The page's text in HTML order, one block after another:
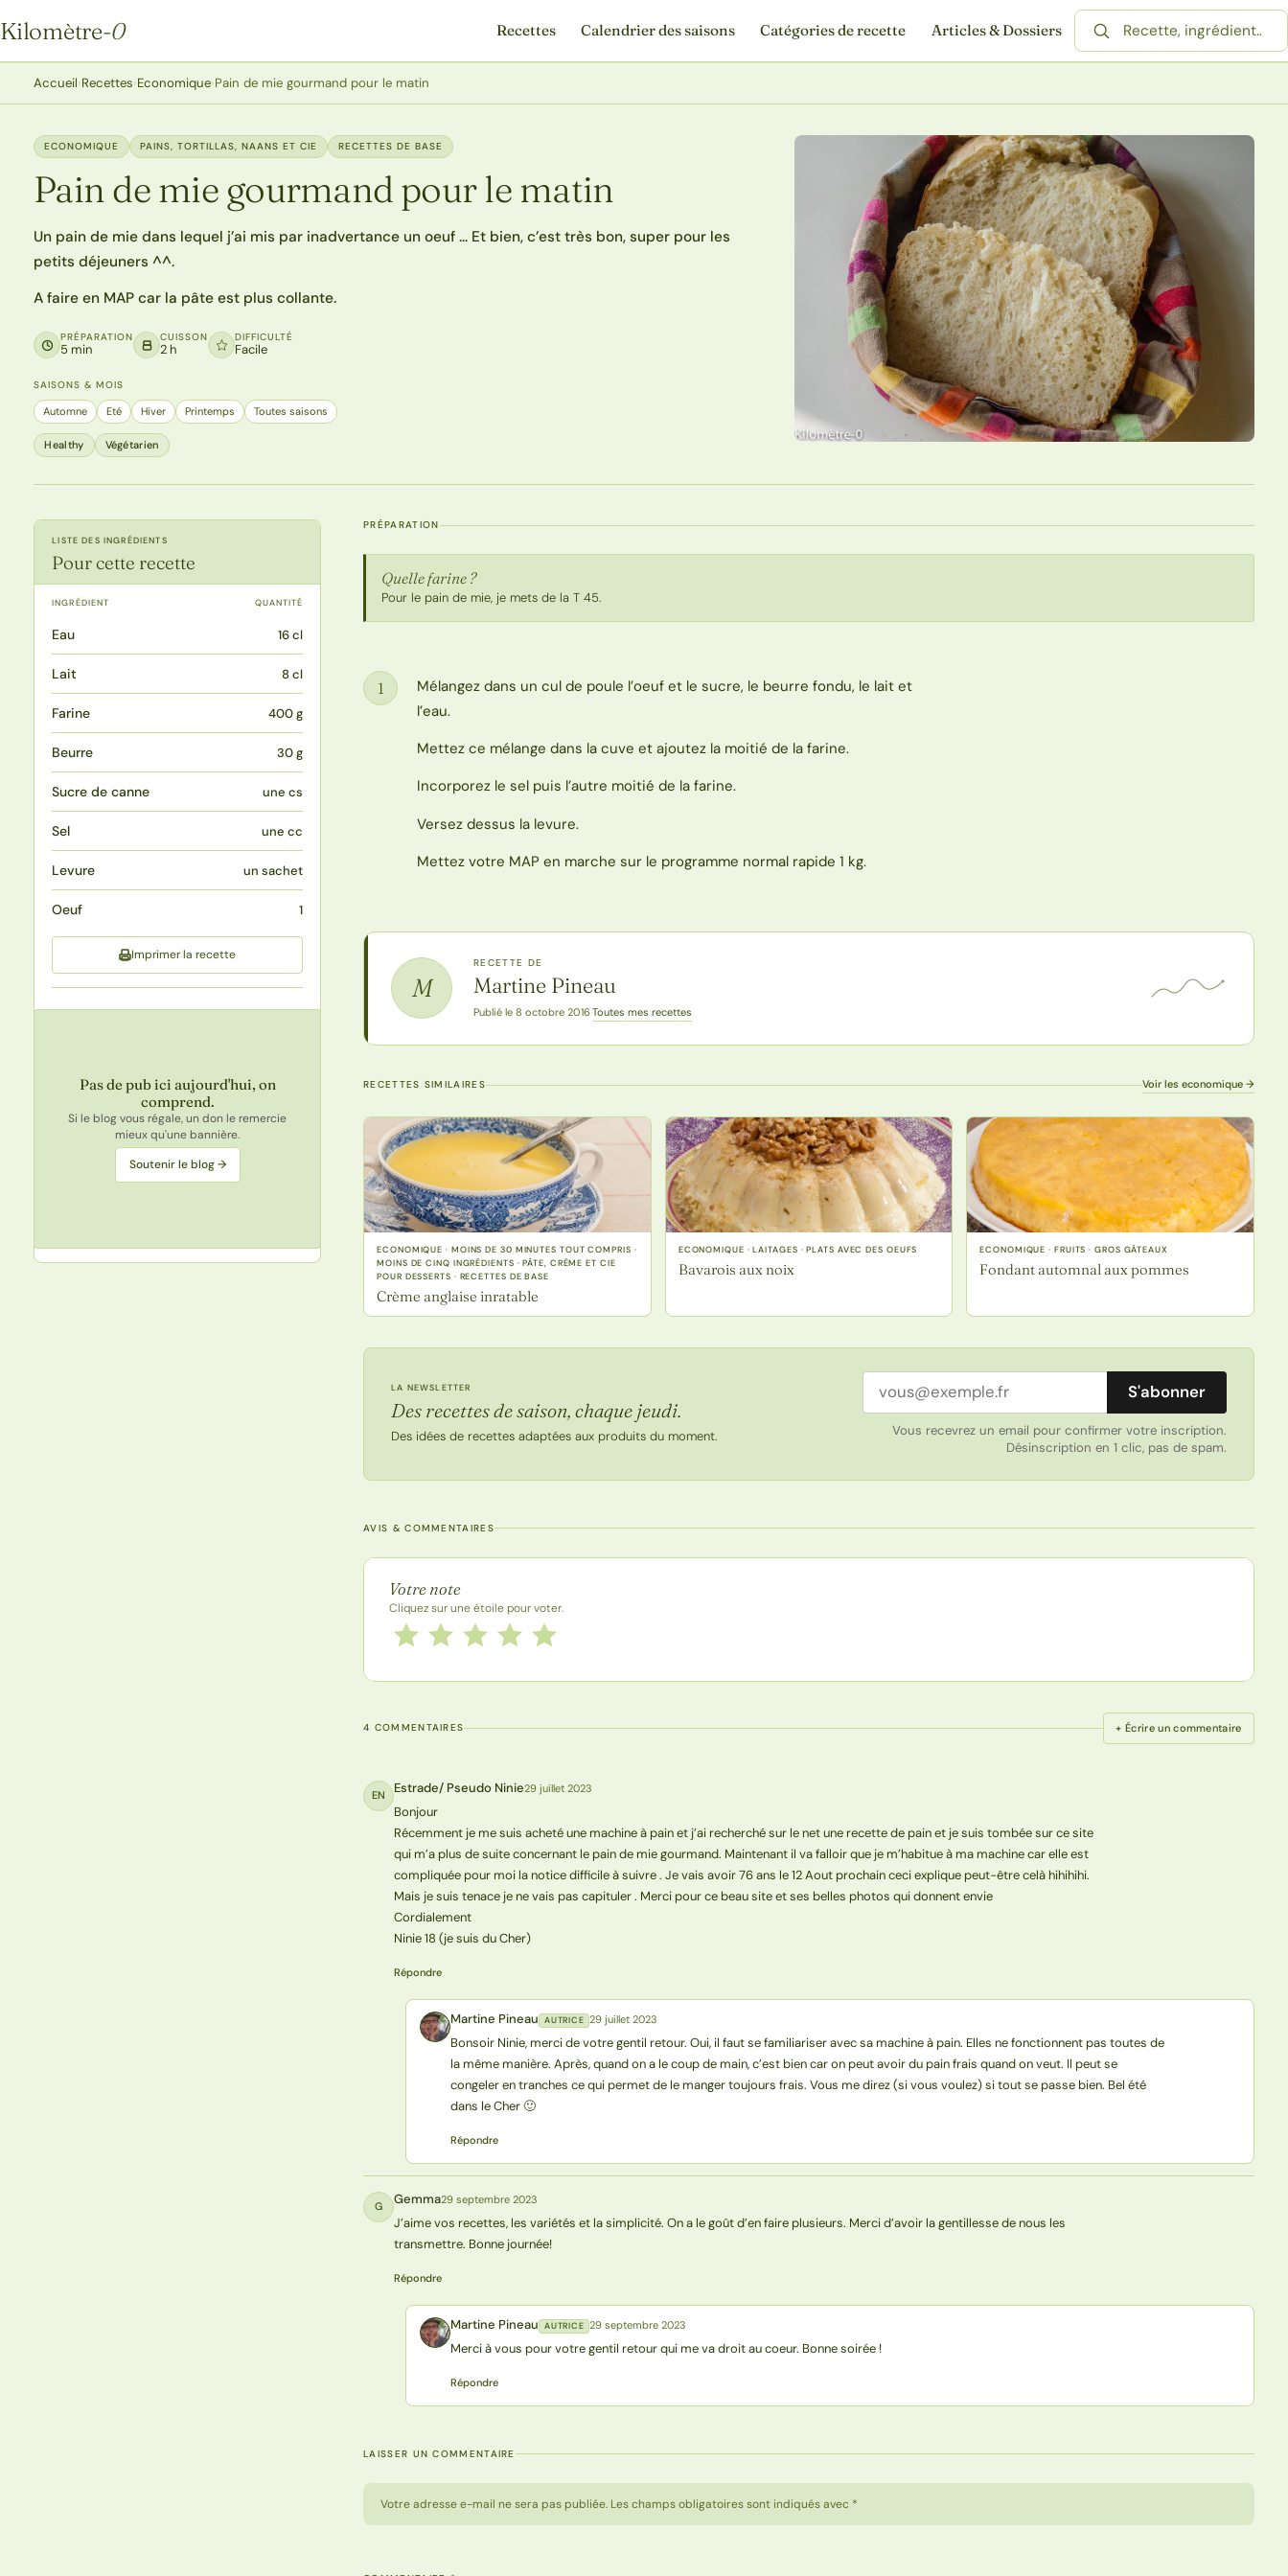
Kilomètre-0
Kilomètre-0
Recettes Calendrier des saisons Catégories de recette Articles & Dossiers
Rechercher une recette
Accueil›Recettes›Economique›Pain de mie gourmand pour le matin
ECONOMIQUE PAINS, TORTILLAS, NAANS ET CIE RECETTES DE BASE
Pain de mie gourmand pour le matin
Un pain de mie dans lequel j’ai mis par inadvertance un oeuf … Et bien, c’est très bon, super pour les
petits déjeuners ^^.
A faire en MAP car la pâte est plus collante.
PRÉPARATION
5 min
CUISSON
2 h
DIFFICULTÉ
Facile
SAISONS & MOIS
Automne Eté Hiver Printemps Toutes saisons
Healthy Végétarien
LISTE DES INGRÉDIENTS
Pour cette recette
INGRÉDIENT QUANTITÉ
Eau 16 cl
Lait 8 cl
Farine 400 g
Beurre 30 g
Sucre de canne une cs
Sel une cc
Levure un sachet
Oeuf 1
Imprimer la recette
Pas de pub ici aujourd'hui, on
comprend.
Si le blog vous régale, un don le remercie
mieux qu'une bannière.
Soutenir le blog →
PRÉPARATION
Quelle farine ?
Pour le pain de mie, je mets de la T 45.
Étape
1
Mélangez dans un cul de poule l’oeuf et le sucre, le beurre fondu, le lait et
l’eau.
Mettez ce mélange dans la cuve et ajoutez la moitié de la farine.
Incorporez le sel puis l’autre moitié de la farine.
Versez dessus la levure.
Mettez votre MAP en marche sur le programme normal rapide 1 kg.
M
RECETTE DE
Martine Pineau
Publié le 8 octobre 2016·Toutes mes recettes
RECETTES SIMILAIRES Voir les economique →
ECONOMIQUE · MOINS DE 30 MINUTES TOUT COMPRIS ·
MOINS DE CINQ INGRÉDIENTS · PÂTE, CRÈME ET CIE
POUR DESSERTS · RECETTES DE BASE
Crème anglaise inratable
ECONOMIQUE · LAITAGES · PLATS AVEC DES OEUFS
Bavarois aux noix
ECONOMIQUE · FRUITS · GROS GÂTEAUX
Fondant automnal aux pommes
LA NEWSLETTER
Des recettes de saison, chaque jeudi.
Des idées de recettes adaptées aux produits du moment.
Adresse email S'abonner
Vous recevrez un email pour confirmer votre inscription.
Désinscription en 1 clic, pas de spam.
AVIS & COMMENTAIRES
Note de la recette
Votre note
Cliquez sur une étoile pour voter.
Notez cette recette de 1 à 5 étoiles
5 étoiles
4 étoiles
3 étoiles
2 étoiles
1 étoile
4 COMMENTAIRES + Écrire un commentaire
EN Estrade/ Pseudo Ninie29 juillet 2023
Bonjour
Récemment je me suis acheté une machine à pain et j’ai recherché sur le net une recette de pain et je suis tombée sur ce site
qui m’a plus de suite concernant le pain de mie gourmand. Maintenant il va falloir que je m’habitue à ma machine car elle est
compliquée pour moi la notice difficile à suivre . Je vais avoir 76 ans le 12 Aout prochain ceci explique peut-être celà hihihihi.
Mais je suis tenace je ne vais pas capituler . Merci pour ce beau site et ses belles photos qui donnent envie
Cordialement
Ninie 18 (je suis du Cher)
Répondre
MP Martine Pineau AUTRICE 29 juillet 2023
Bonsoir Ninie, merci de votre gentil retour. Oui, il faut se familiariser avec sa machine à pain. Elles ne fonctionnent pas toutes de
la même manière. Après, quand on a le coup de main, c’est bien car on peut avoir du pain frais quand on veut. Il peut se
congeler en tranches ce qui permet de le manger toujours frais. Vous me direz (si vous voulez) si tout se passe bien. Bel été
dans le Cher 🙂
Répondre
G Gemma29 septembre 2023
J’aime vos recettes, les variétés et la simplicité. On a le goût d’en faire plusieurs. Merci d’avoir la gentillesse de nous les
transmettre. Bonne journée!
Répondre
MP Martine Pineau AUTRICE 29 septembre 2023
Merci à vous pour votre gentil retour qui me va droit au coeur. Bonne soirée !
Répondre
LAISSER UN COMMENTAIRE
Votre adresse e-mail ne sera pas publiée. Les champs obligatoires sont indiqués avec *